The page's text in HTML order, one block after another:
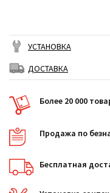
УСТАНОВКА
ДОСТАВКА
Более 20 000
Продажа по
Бесплатная